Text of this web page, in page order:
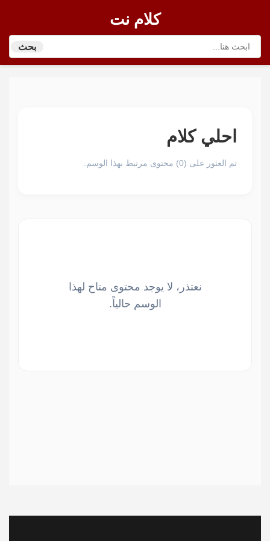
كلام نت
بحث
احلي كلام
تم العثور على (0) محتوى مرتبط بهذا الوسم.
نعتذر، لا يوجد محتوى متاح لهذا
الوسم حالياً.